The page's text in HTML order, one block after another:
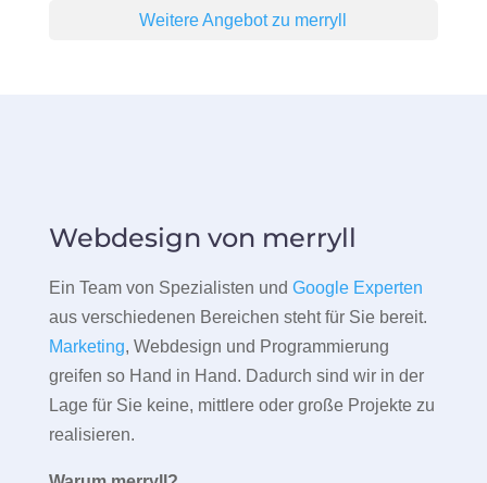
Weitere Angebot zu merryll
Webdesign von merryll
Ein Team von Spezialisten und Google Experten
aus verschiedenen Bereichen steht für Sie bereit.
Marketing, Webdesign und Programmierung
greifen so Hand in Hand. Dadurch sind wir in der
Lage für Sie keine, mittlere oder große Projekte zu
realisieren.